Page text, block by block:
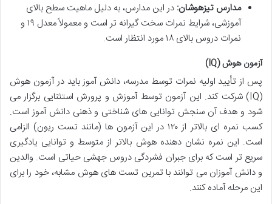
مدارس تیزهوشان: در این مدارس، به دلیل ماهیت سطح بالای
آموزشی، شرایط نمرات سخت گیرانه تر است و معمولاً معدل ۱۹ و
نمرات دروس بالای ۱۸ مورد انتظار است.
آزمون هوش (IQ)
پس از تأیید اولیه نمرات توسط مدرسه، دانش آموز باید در آزمون هوش
(IQ) شرکت کند. این آزمون توسط آموزش و پرورش استثنایی برگزار می
شود و هدف آن سنجش توانایی های شناختی و ذهنی دانش آموز است.
کسب نمره ای بالاتر از ۱۲۰ در این آزمون ها (مانند تست ریون) الزامی
است. این نمره نشان دهنده هوش بالاتر از متوسط و توانایی یادگیری
سریع تر است که برای جبران فشردگی دروس جهشی حیاتی است. والدین
و دانش آموزان می توانند با تمرین تست های هوش مشابه، خود را برای
این مرحله آماده کنند.